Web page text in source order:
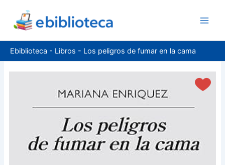
contenido
Ebiblioteca - Libros - Los peligros de fumar en la cama